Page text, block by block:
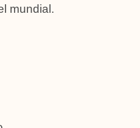
mundial.